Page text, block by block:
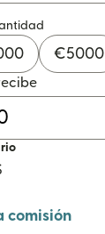
€5000
comisión